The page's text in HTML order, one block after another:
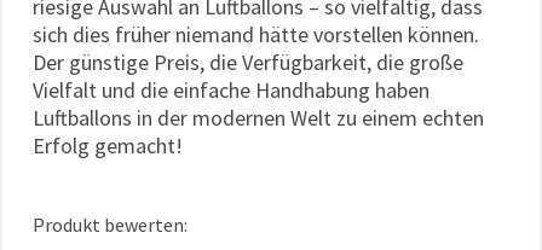
riesige Auswahl an Luftballons – so vielfältig, dass
sich dies früher niemand hätte vorstellen können.
Der günstige Preis, die Verfügbarkeit, die große
Vielfalt und die einfache Handhabung haben
Luftballons in der modernen Welt zu einem echten
Erfolg gemacht!
Produkt bewerten: